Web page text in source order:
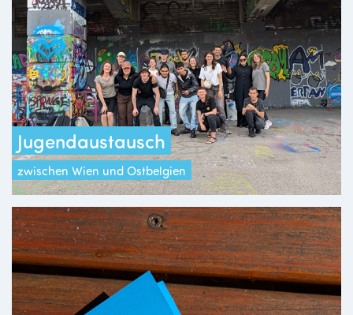
Jugendaustausch
zwischen Wien und Ostbelgien